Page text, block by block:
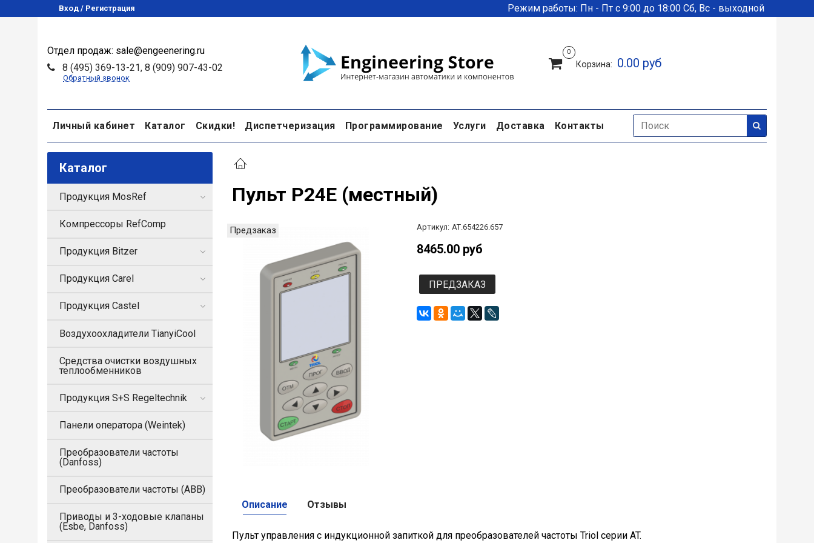
Вход / Регистрация Режим работы: Пн - Пт с 9:00 до 18:00 Сб, Вс - выходной
Отдел продаж: sale@engeenering.ru
8 (495) 369-13-21, 8 (909) 907-43-02
Обратный звонок
0
Корзина: 0.00 руб
Личный кабинет Каталог Скидки! Диспетчеризация Программирование Услуги Доставка Контакты
Пульт P24E (местный)
Предзаказ Артикул: АТ.654226.657
8465.00 руб
ПРЕДЗАКАЗ
Описание
Пульт управления с индукционной запиткой для преобразователей частоты Triol серии AT.
Отзывы
Каталог
Продукция MosRef
Компрессоры RefComp
Продукция Bitzer
Продукция Carel
Продукция Castel
Воздухоохладители TianyiCool
Средства очистки воздушных
теплообменников
Продукция S+S Regeltechnik
Панели оператора (Weintek)
Преобразователи частоты
(Danfoss)
Преобразователи частоты (ABB)
Приводы и 3-ходовые клапаны
(Esbe, Danfoss)